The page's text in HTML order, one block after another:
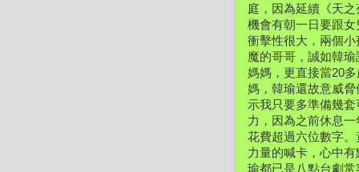
庭，因為延續《天
機會有朝一日要跟
衝擊性很大，兩個
魔的哥哥，誠如韓
媽媽，更直接當20
媽，韓瑜還故意威
示我只要多準備幾
力，因為之前休息
花費超過六位數字
力量的喊卡，心中
瑜都已是八點台劇